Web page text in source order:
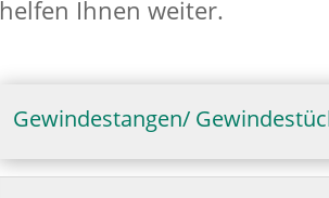
helfen Ihnen weiter.
Gewindestangen/